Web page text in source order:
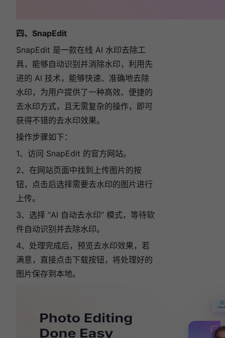
四、SnapEdit
SnapEdit 是一款在线 AI 水印去除工
具，能够自动识别并消除水印， 利用先
进的 AI 技术，能够快速、准确地去除
水印，为用户提供了一种高效、便捷的
去水印方式，且无需复杂的操作，即可
获得不错的去水印效果。
操作步骤如下：
1、访问 SnapEdit 的官方网站。
2、在网站页面中找到上传图片的按
钮，点击后选择需要去水印的图片进行
上传。
3、选择 “AI 自动去水印” 模式，等待软
件自动识别并去除水印。
4、处理完成后，预览去水印效果，若
满意，直接点击下载按钮，将处理好的
图片保存到本地。